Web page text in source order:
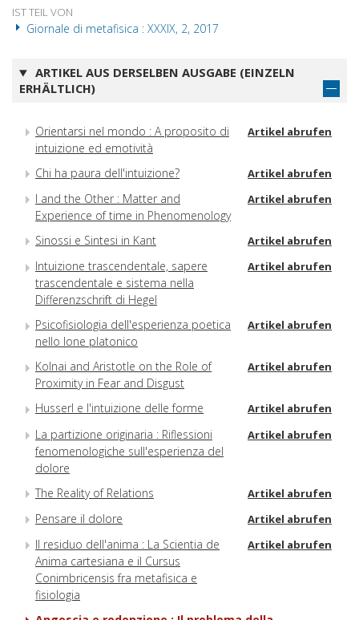
IST TEIL VON
Giornale di metafisica : XXXIX, 2, 2017
ARTIKEL AUS DERSELBEN AUSGABE (EINZELN
ERHÄLTLICH)
Orientarsi nel mondo : A proposito di
intuizione ed emotività
Artikel abrufen
Chi ha paura dell'intuizione? Artikel abrufen
I and the Other : Matter and
Experience of time in Phenomenology
Artikel abrufen
Sinossi e Sintesi in Kant Artikel abrufen
Intuizione trascendentale, sapere
trascendentale e sistema nella
Differenzschrift di Hegel
Artikel abrufen
Psicofisiologia dell'esperienza poetica
nello Ione platonico
Artikel abrufen
Kolnai and Aristotle on the Role of
Proximity in Fear and Disgust
Artikel abrufen
Husserl e l'intuizione delle forme Artikel abrufen
La partizione originaria : Riflessioni
fenomenologiche sull'esperienza del
dolore
Artikel abrufen
The Reality of Relations Artikel abrufen
Pensare il dolore Artikel abrufen
Il residuo dell'anima : La Scientia de
Anima cartesiana e il Cursus
Conimbricensis fra metafisica e
fisiologia
Artikel abrufen